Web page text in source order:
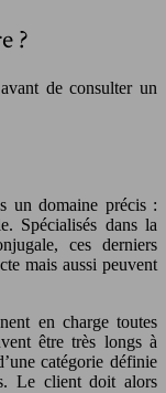
?
de consulter un
un domaine précis :
Spécialisés dans la
ces derniers
mais aussi peuvent
en charge toutes
être très longs à
catégorie définie
Le client doit alors